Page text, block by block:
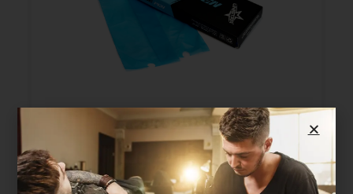
PROTEZIONE PER
WIRELESS TATTOO PEN –
100PZ